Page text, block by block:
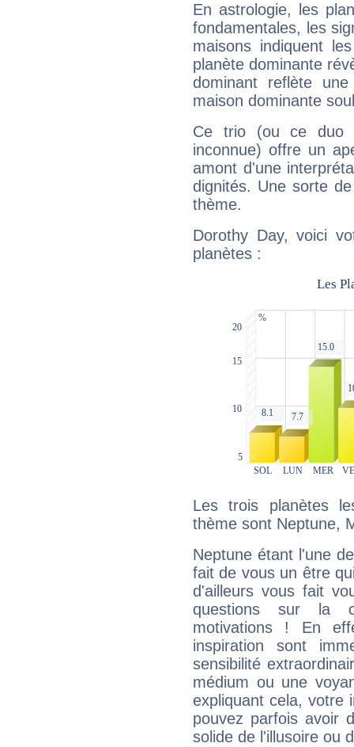
En astrologie, les
fondamentales, les
maisons indiquent
planète dominante
dominant reflète
maison dominante
Ce trio (ou ce duo
inconnue) offre un
amont d'une
dignités. Une sorte
thème.
Dorothy Day, voici
planètes :
Les trois planètes
thème sont Neptune,
Neptune étant l'une
fait de vous un être
d'ailleurs vous fait
questions sur la
motivations ! En
inspiration sont
sensibilité
médium ou une
expliquant cela, votre
pouvez parfois avoir
solide de l'illusoire ou